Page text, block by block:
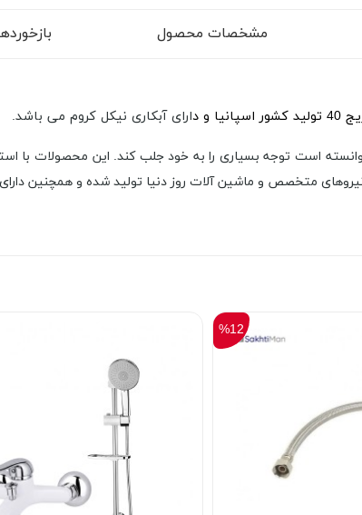
مشخصات محصول
و د ارای آبکاری نیکل کروم می باشد.
است توجه بسیاری را به خود جلب کند. این محصولات با
نیروهای متخصص و ماشین آلات روز دنیا تولید شده و همچنین
%12